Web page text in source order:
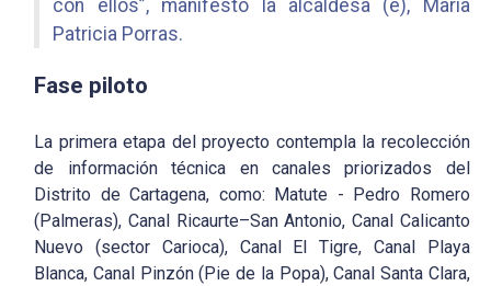
con ellos”, manifestó la alcaldesa (e), María
Patricia Porras.
Fase piloto
La primera etapa del proyecto contempla la recolección
de información técnica en canales priorizados del
Distrito de Cartagena, como: Matute - Pedro Romero
(Palmeras), Canal Ricaurte–San Antonio, Canal Calicanto
Nuevo (sector Carioca), Canal El Tigre, Canal Playa
Blanca, Canal Pinzón (Pie de la Popa), Canal Santa Clara,